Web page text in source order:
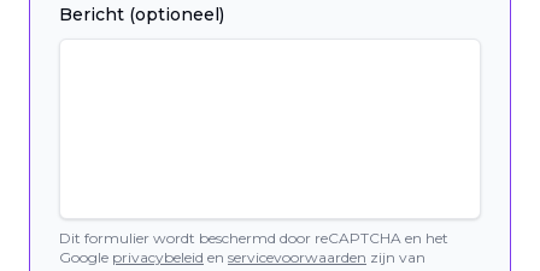
Bericht (optioneel)
Dit formulier wordt beschermd door reCAPTCHA en het
Google privacybeleid en servicevoorwaarden zijn van